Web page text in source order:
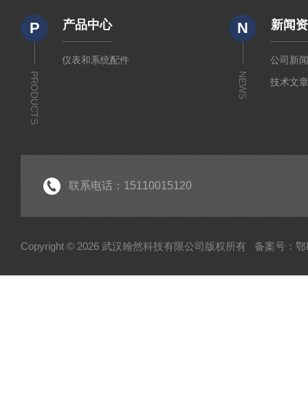
P
PRODUCTS
产品中心
仪表和系统配件
N
NEWS
新闻
公司新
技术文
联系电话：15110015120
Copyright © 2026 武汉翰然科技有限公司版权所有 备案号：